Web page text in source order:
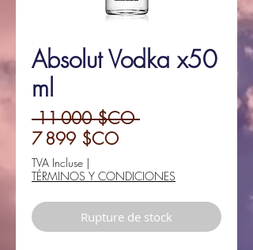
Absolut Vodka x50
ml
11 000 $CO Prix
7 899 $COPrix
TVA Incluse |
TÉRMINOS Y CONDICIONES
Rupture de stock